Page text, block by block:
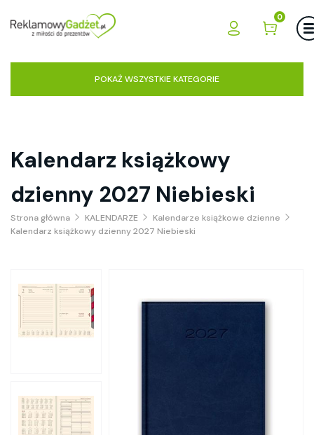
0
POKAŻ WSZYSTKIE KATEGORIE
Kalendarz książkowy
dzienny 2027 Niebieski
Strona główna KALENDARZE
Kalendarze książkowe dzienne
Kalendarz książkowy dzienny 2027 Niebieski